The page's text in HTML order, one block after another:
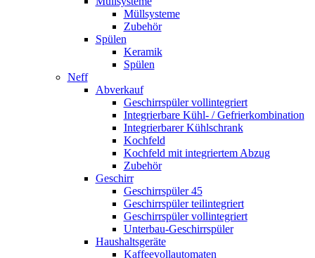
Müllsysteme
Zubehör
Spülen
Keramik
Spülen
Neff
Abverkauf
Geschirrspüler vollintegriert
Integrierbare Kühl- / Gefrierkombination
Integrierbarer Kühlschrank
Kochfeld
Kochfeld mit integriertem Abzug
Zubehör
Geschirr
Geschirrspüler 45
Geschirrspüler teilintegriert
Geschirrspüler vollintegriert
Unterbau-Geschirrspüler
Haushaltsgeräte
Kaffeevollautomaten